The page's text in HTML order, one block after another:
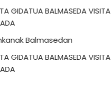
GIDATUA BALMASEDA VISITA
Balmasedan
GIDATUA BALMASEDA VISITA